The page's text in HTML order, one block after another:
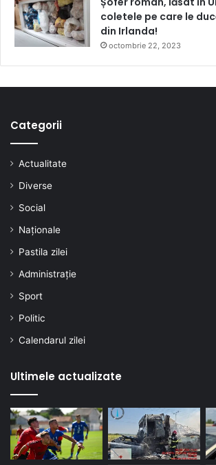
coletele pe care le
din Irlanda!
octombrie 22, 2023
Categorii
Actualitate
Diverse
Social
Naționale
Pastila zilei
Administrație
Sport
Politic
Calendarul zilei
Ultimele actualizate